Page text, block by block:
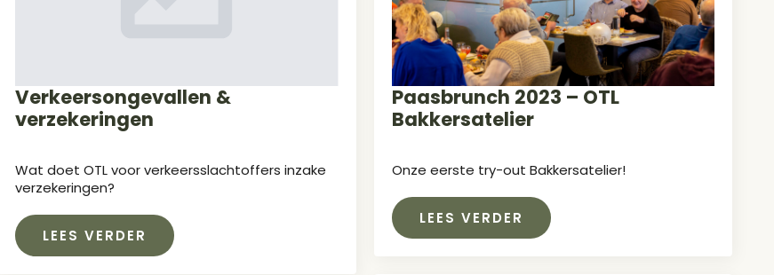
Verkeersongevallen &
verzekeringen
Wat doet OTL voor verkeersslachtoffers inzake
verzekeringen?
LEES VERDER
Paasbrunch 2023 – OTL
Bakkersatelier
Onze eerste try-out Bakkersatelier!
LEES VERDER